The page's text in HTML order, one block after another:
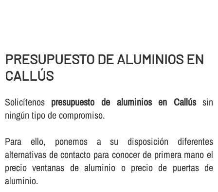
PRESUPUESTO DE ALUMINIOS EN
CALLÚS
Solicí­tenos presupuesto de aluminios en Callússin
ningún tipo de compromiso.
Para ello, ponemos a su disposición diferentes
alternativas de contacto para conocer de primera mano el
precio ventanas de aluminio o precio de puertas de
aluminio.